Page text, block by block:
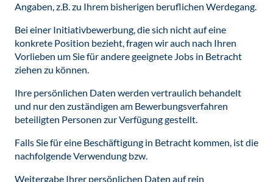
Angaben, z.B. zu Ihrem bisherigen beruflichen Werdegang.
Bei einer Initiativbewerbung, die sich nicht auf eine
konkrete Position bezieht, fragen wir auch nach Ihren
Vorlieben um Sie für andere geeignete Jobs in Betracht
ziehen zu können.
Ihre persönlichen Daten werden vertraulich behandelt
und nur den zuständigen am Bewerbungsverfahren
beteiligten Personen zur Verfügung gestellt.
Falls Sie für eine Beschäftigung in Betracht kommen, ist die
nachfolgende Verwendung bzw.
Weitergabe Ihrer persönlichen Daten auf rein